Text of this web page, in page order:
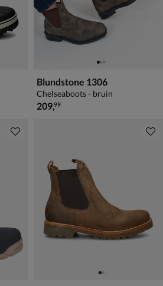
Blundstone 1306
Chelseaboots - bruin
€ 209,99
209,99